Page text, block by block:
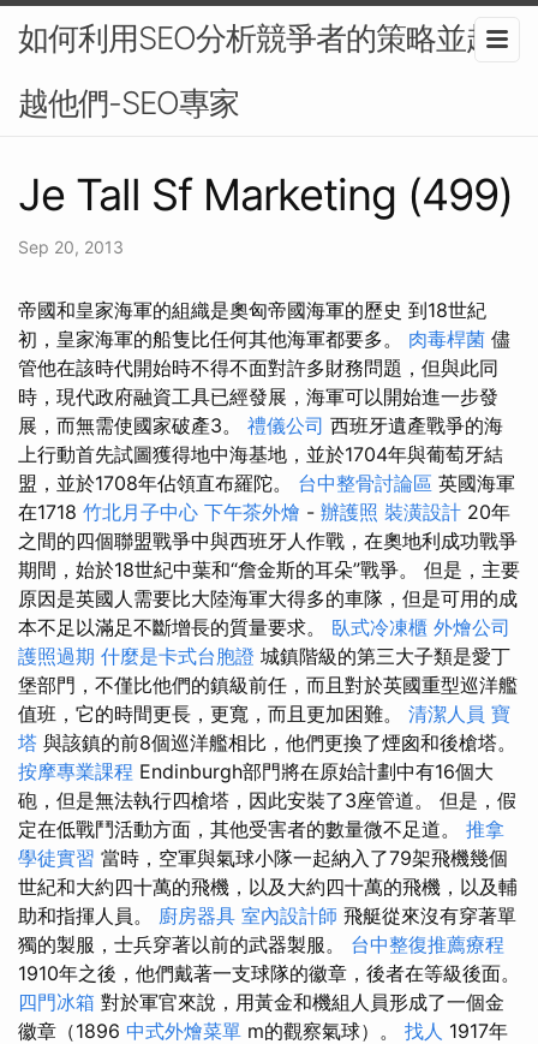
如何利用SEO分析競爭者的策略並超
越他們-SEO專家
Je Tall Sf Marketing (499)
Sep 20, 2013
帝國和皇家海軍的組織是奧匈帝國海軍的歷史 到18世紀
初，皇家海軍的船隻比任何其他海軍都要多。 肉毒桿菌 儘
管他在該時代開始時不得不面對許多財務問題，但與此同
時，現代政府融資工具已經發展，海軍可以開始進一步發
展，而無需使國家破產3。 禮儀公司 西班牙遺產戰爭的海
上行動首先試圖獲得地中海基地，並於1704年與葡萄牙結
盟，並於1708年佔領直布羅陀。 台中整骨討論區 英國海軍
在1718 竹北月子中心 下午茶外燴 - 辦護照 裝潢設計 20年
之間的四個聯盟戰爭中與西班牙人作戰，在奧地利成功戰爭
期間，始於18世紀中葉和“詹金斯的耳朵”戰爭。 但是，主要
原因是英國人需要比大陸海軍大得多的車隊，但是可用的成
本不足以滿足不斷增長的質量要求。 臥式冷凍櫃 外燴公司
護照過期 什麼是卡式台胞證 城鎮階級的第三大子類是愛丁
堡部門，不僅比他們的鎮級前任，而且對於英國重型巡洋艦
值班，它的時間更長，更寬，而且更加困難。 清潔人員 寶
塔 與該鎮的前8個巡洋艦相比，他們更換了煙囪和後槍塔。
按摩專業課程 Endinburgh部門將在原始計劃中有16個大
砲，但是無法執行四槍塔，因此安裝了3座管道。 但是，假
定在低戰鬥活動方面，其他受害者的數量微不足道。 推拿
學徒實習 當時，空軍與氣球小隊一起納入了79架飛機幾個
世紀和大約四十萬的飛機，以及大約四十萬的飛機，以及輔
助和指揮人員。 廚房器具 室內設計師 飛艇從來沒有穿著單
獨的製服，士兵穿著以前的武器製服。 台中整復推薦療程
1910年之後，他們戴著一支球隊的徽章，後者在等級後面。
四門冰箱 對於軍官來說，用黃金和機組人員形成了一個金
徽章（1896 中式外燴菜單 m的觀察氣球）。 找人 1917年